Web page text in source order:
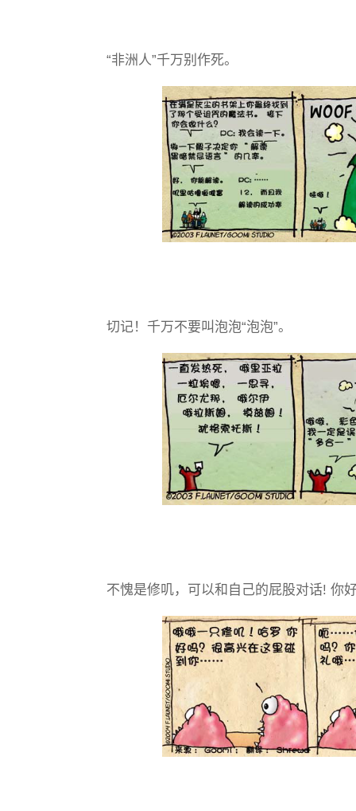
“非洲人”千万别作死。
切记！千万不要叫泡泡“泡泡”。
不愧是修叽，可以和自己的屁股对话!